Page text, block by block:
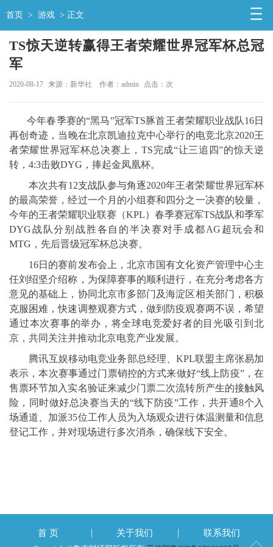
首页 > 游戏 > 正文
TS惊天逆转赢得王者荣耀世界冠军杯总冠
军
2020-08-17 来源：新华社 作者：admin 点击： 次
今年春季赛的“黑马”冠军TS豚首王者荣耀职业战队16日
再创奇迹，当晚在北京凯迪拉克中心举行的电竞北京2020王
者荣耀世界冠军杯总决赛上，TS完成“让三追四”的惊天逆
转，4:3击败DYG，捧起金凤凰杯。
本次共有12支战队参与角逐2020年王者荣耀世界冠军杯
的最高荣誉，经过一个月的小组赛和四分之一决赛的较量，
今年的王者荣耀职业联赛（KPL）春季赛冠军TS战队和季军
DYG战队分别战胜各自的半决赛对手成都AG超玩会和
MTG，先后晋级冠军杯总决赛。
16日的赛前发布会上，北京市国有文化资产管理中心主
任刘绍坚介绍称，为保障赛事的顺利进行，在充分考虑各方
意见的基础上，协同北京市多部门及海淀区相关部门，积极
克服困难，快速调整观赛方式，做到防疫观赛两不误，希望
通过本次赛事的举办，将全球电竞爱好者的目光吸引到北
京，共同关注并推动北京电竞产业发展。
腾讯互娱移动电竞业务部总经理、KPL联盟主席张易加
表示，本次赛事通过门票销控的方式来做好“线上防疫”，在
售票环节加入实名验证来减少门票二次流转所产生的接触风
险，同时做好总决赛当天的“线下防疫”工作，共开通8个入
场通道、加派35位工作人员为入场观众进行体温测量和信息
登记工作，并对现场进行多次消杀，确保线下安全。
首 页 关于我们 联系我们